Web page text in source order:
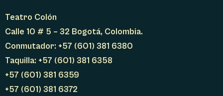
Teatro Colón
Calle 10 # 5 – 32 Bogotá, Colombia.
Conmutador: +57 (601) 381 6380
Taquilla: +57 (601) 381 6358
+57 (601) 381 6359
+57 (601) 381 6372